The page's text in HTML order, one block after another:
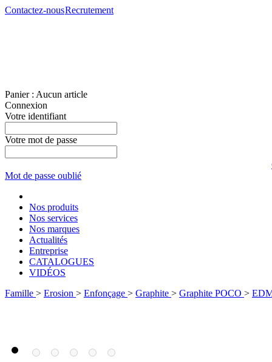
Contactez-nousRecrutement
Panier : Aucun article
Connexion
Votre identifiant
Votre mot de passe
Mot de passe oublié
Nos produits
Nos services
Nos marques
Actualités
Entreprise
CATALOGUES
VIDÉOS
Famille > Erosion > Enfonçage > Graphite > Graphite POCO >